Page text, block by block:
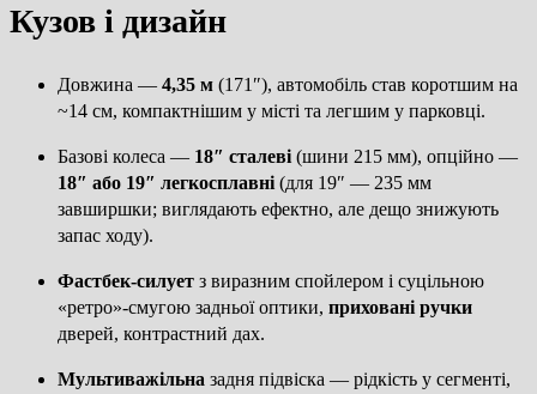
Кузов і дизайн
Довжина — 4,35 м (171″), автомобіль став коротшим на
~14 см, компактнішим у місті та легшим у парковці.
Базові колеса — 18″ сталеві (шини 215 мм), опційно —
18″ або 19″ легкосплавні (для 19″ — 235 мм
завширшки; виглядають ефектно, але дещо знижують
запас ходу).
Фастбек-силует з виразним спойлером і суцільною
«ретро»-смугою задньої оптики, приховані ручки
дверей, контрастний дах.
Мультиважільна задня підвіска — рідкість у сегменті,